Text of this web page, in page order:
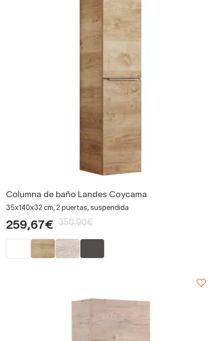
Columna de baño Landes Coycama
35x140x32 cm, 2 puertas, suspendida
259,67€ 350,90€